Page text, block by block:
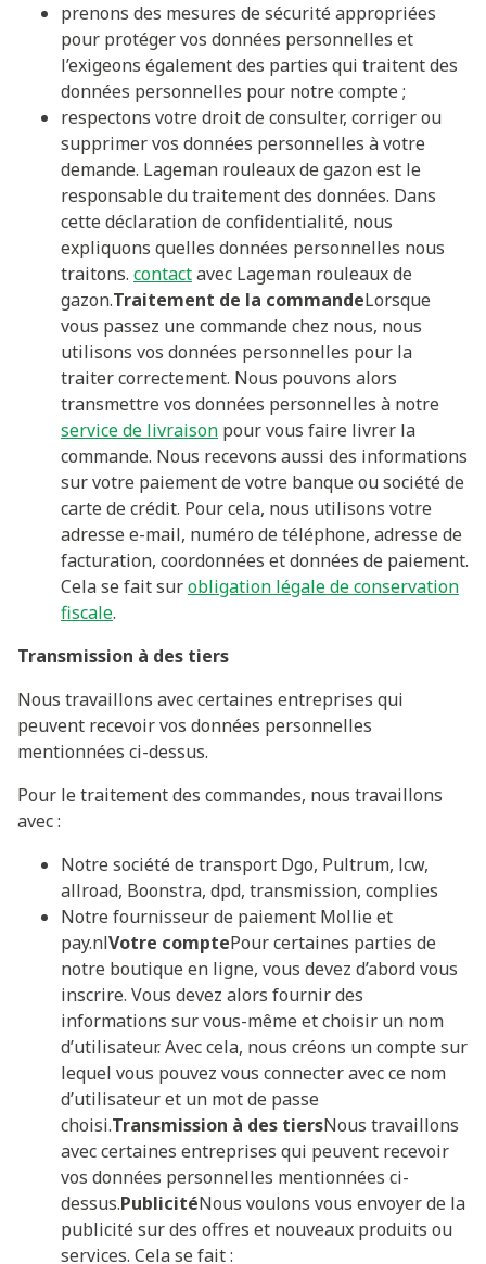
prenons des mesures de sécurité appropriées
pour protéger vos données personnelles et
l’exigeons également des parties qui traitent des
données personnelles pour notre compte ;
respectons votre droit de consulter, corriger ou
supprimer vos données personnelles à votre
demande. Lageman rouleaux de gazon est le
responsable du traitement des données. Dans
cette déclaration de confidentialité, nous
expliquons quelles données personnelles nous
traitons. contactavec Lageman rouleaux de
gazon.Traitement de la commandeLorsque
vous passez une commande chez nous, nous
utilisons vos données personnelles pour la
traiter correctement. Nous pouvons alors
transmettre vos données personnelles à notre
service de livraison pour vous faire livrer la
commande. Nous recevons aussi des informations
sur votre paiement de votre banque ou société de
carte de crédit. Pour cela, nous utilisons votre
adresse e-mail, numéro de téléphone, adresse de
facturation, coordonnées et données de paiement.
Cela se fait surobligation légale de conservation
fiscale.
Transmission à des tiers
Nous travaillons avec certaines entreprises qui
peuvent recevoir vos données personnelles
mentionnées ci-dessus.
Pour le traitement des commandes, nous travaillons
avec :
Notre société de transport Dgo, Pultrum, lcw,
allroad, Boonstra, dpd, transmission, complies
Notre fournisseur de paiement Mollie et
pay.nlVotre comptePour certaines parties de
notre boutique en ligne, vous devez d’abord vous
inscrire. Vous devez alors fournir des
informations sur vous-même et choisir un nom
d’utilisateur. Avec cela, nous créons un compte sur
lequel vous pouvez vous connecter avec ce nom
d’utilisateur et un mot de passe
choisi.Transmission à des tiersNous travaillons
avec certaines entreprises qui peuvent recevoir
vos données personnelles mentionnées ci-
dessus.PublicitéNous voulons vous envoyer de la
publicité sur des offres et nouveaux produits ou
services. Cela se fait :